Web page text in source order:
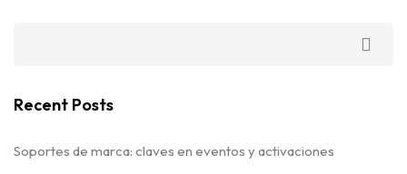
Recent Posts
Soportes de marca: claves en eventos y activaciones